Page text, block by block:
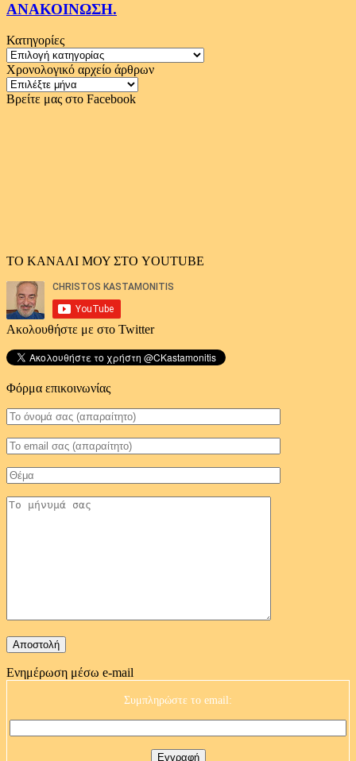
ΑΝΑΚΟΙΝΩΣΗ.
Κατηγορίες
Κατηγορίες
Χρονολογικό αρχείο άρθρων
Χρονολογικό
αρχείο
Βρείτε μας στο Facebook
ΤΟ ΚΑΝΑΛΙ ΜΟΥ ΣΤΟ YOUTUBE
Ακολουθήστε με στο Twitter
Φόρμα επικοινωνίας
Ενημέρωση μέσω e-mail
Συμπληρώστε το email: